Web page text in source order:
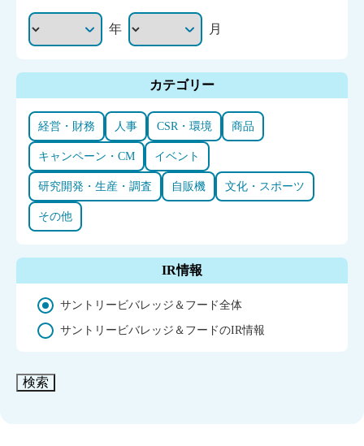
年 月
カテゴリー
経営・財務 人事 CSR・環境 商品
キャンペーン・CM イベント
研究開発・生産・調査 自販機 文化・スポーツ
その他
IR情報
サントリービバレッジ＆フード全体
サントリービバレッジ＆フードのIR情報
検索